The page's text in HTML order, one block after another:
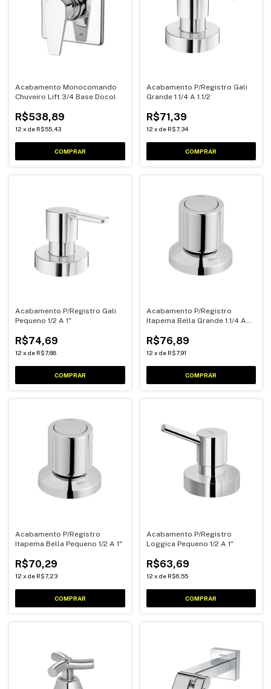
Acabamento Monocomando
Chuveiro Lift 3/4 Base Docol
R$538,89
12 x de R$55,43
Acabamento P/Registro Gali
Grande 1.1/4 A 1.1/2
R$71,39
12 x de R$7,34
Acabamento P/Registro Gali
Pequeno 1/2 A 1"
R$74,69
12 x de R$7,68
Acabamento P/Registro
Itapema Bella Grande 1.1/4 A
R$76,89
12 x de R$7,91
Acabamento P/Registro
Itapema Bella Pequeno 1/2 A 1"
R$70,29
12 x de R$7,23
Acabamento P/Registro
Loggica Pequeno 1/2 A 1"
R$63,69
12 x de R$6,55